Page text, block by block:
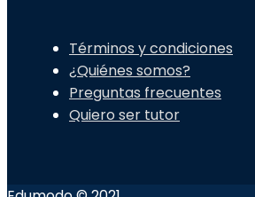
Términos y condiciones
¿Quiénes somos?
Preguntas frecuentes
Quiero ser tutor